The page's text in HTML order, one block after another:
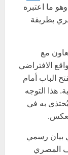
ما اعتبره
بطريقة
مع
الافتراضي
الباب أمام
هذا التوجه
به في
بيان رسمي
المصري